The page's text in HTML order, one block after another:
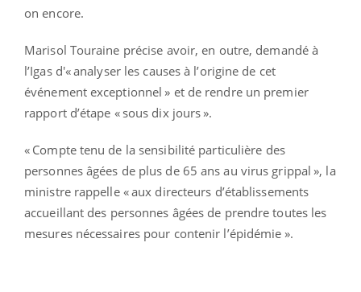
on encore.
Marisol Touraine précise avoir, en outre, demandé à
l’Igas d'« analyser les causes à l’origine de cet
événement exceptionnel » et de rendre un premier
rapport d’étape « sous dix jours ».
« Compte tenu de la sensibilité particulière des
personnes âgées de plus de 65 ans au virus grippal », la
ministre rappelle « aux directeurs d’établissements
accueillant des personnes âgées de prendre toutes les
mesures nécessaires pour contenir l’épidémie ».